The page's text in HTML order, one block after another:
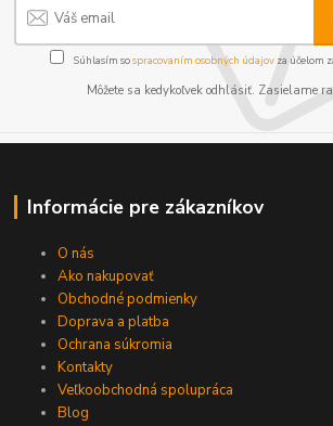
Súhlasím sospracovaním osobných údajov za účelom
Môžete sa kedykoľvek odhlásiť. Zasielame
Informácie pre zákazníkov
O nás
Ako nakupovať
Obchodné podmienky
Doprava a platba
Ochrana súkromia
Kontakty
Veľkoobchodná spolupráca
Blog